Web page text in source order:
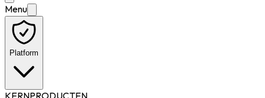
Menu
Platform
KERNPRODUCTEN